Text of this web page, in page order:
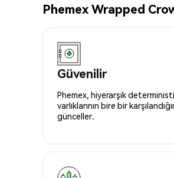
Phemex Wrapped
Güvenilir
Phemex, hiyerarşik
varlıklarının bire bir
günceller.